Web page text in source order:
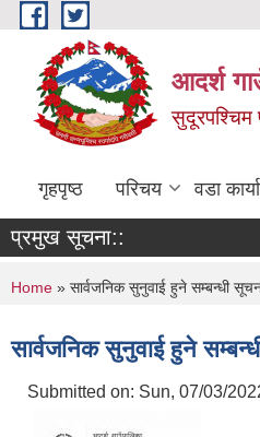
Skip to main content
आदर्श
सुदूरपश्चिम
गृहपृष्ठ परिचय वडा
प्रमुख सूचना::
You are here
Home » सार्वजनिक सुनुवाई हुने सम्बन्धी
सार्वजनिक सुनुवाई हुने
Submitted on: Sun, 07/03/